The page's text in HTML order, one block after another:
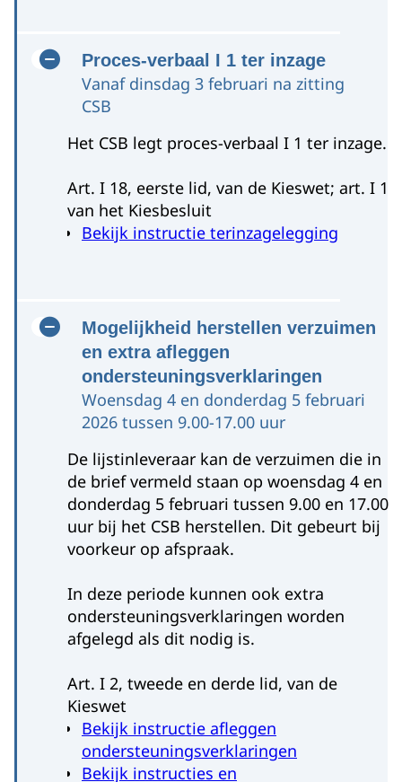
Model H 9 (Instemmingsverklaring)
Proces-verbaal I 1 ter inzage
Vanaf dinsdag 3 februari na zitting
CSB
Het CSB legt proces-verbaal I 1 ter inzage.
Art. I 18, eerste lid, van de Kieswet; art. I 1
van het Kiesbesluit
Bekijk instructie terinzagelegging
Mogelijkheid herstellen verzuimen
en extra afleggen
ondersteuningsverklaringen
Woensdag 4 en donderdag 5 februari
2026 tussen 9.00-17.00 uur
De lijstinleveraar kan de verzuimen die in
de brief vermeld staan op woensdag 4 en
donderdag 5 februari tussen 9.00 en 17.00
uur bij het CSB herstellen. Dit gebeurt bij
voorkeur op afspraak.
In deze periode kunnen ook extra
ondersteuningsverklaringen worden
afgelegd als dit nodig is.
Art. I 2, tweede en derde lid, van de
Kieswet
Bekijk instructie afleggen
ondersteuningsverklaringen
Bekijk instructies en